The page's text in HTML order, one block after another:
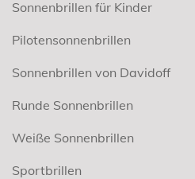
Sonnenbrillen für Kinder
Pilotensonnenbrillen
Sonnenbrillen von Davidoff
Runde Sonnenbrillen
Weiße Sonnenbrillen
Sportbrillen